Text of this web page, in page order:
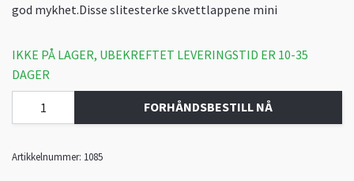
god mykhet.Disse slitesterke skvettlappene mini
IKKE PÅ LAGER, UBEKREFTET LEVERINGSTID ER 10-35
DAGER
FORHÅNDSBESTILL NÅ
Artikkelnummer: 1085